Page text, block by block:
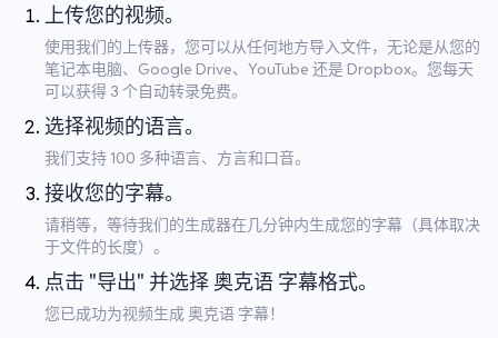
上传您的视频。
使用我们的上传器，您可以从任何地方导入文件，无论是从您的
笔记本电脑、Google Drive、YouTube 还是 Dropbox。您每天
可以获得 3 个自动转录免费。
选择视频的语言。
我们支持 100 多种语言、方言和口音。
接收您的字幕。
请稍等，等待我们的生成器在几分钟内生成您的字幕（具体取决
于文件的长度）。
点击 "导出" 并选择 奥克语 字幕格式。
您已成功为视频生成 奥克语 字幕！